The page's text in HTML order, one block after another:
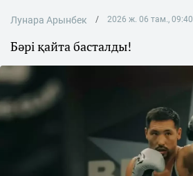
Лунара Арынбек 2026 ж. 06 там., 09:40
Бәрі қайта басталды!